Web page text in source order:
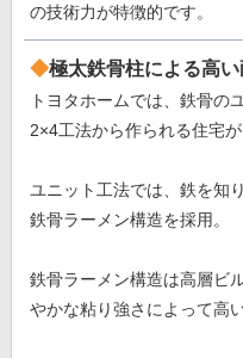
の技術力が特徴的です。
極太鉄骨柱による高
トヨタホームでは、鉄骨の
2×4工法から作られる住宅
ユニット工法では、鉄を知
鉄骨ラーメン構造を採用。
鉄骨ラーメン構造は高層ビ
やかな粘り強さによって高